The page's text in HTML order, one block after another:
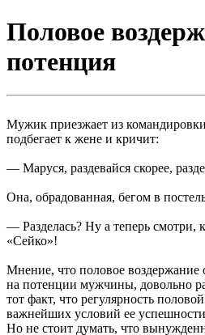
Половое
потенция
Мужик приезжает из
подбегает к жене и кричит:
— Маруся, раздевайся скорее,
Она, обрадованная, бегом в
— Разделась? Ну а теперь смотри,
«Сейко»!
Мнение, что половое воздержание
на потенции мужчины, довольно
тот факт, что регулярность
важнейших условий ее
Но не стоит думать, что